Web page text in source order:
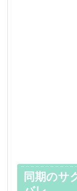
同期のサ